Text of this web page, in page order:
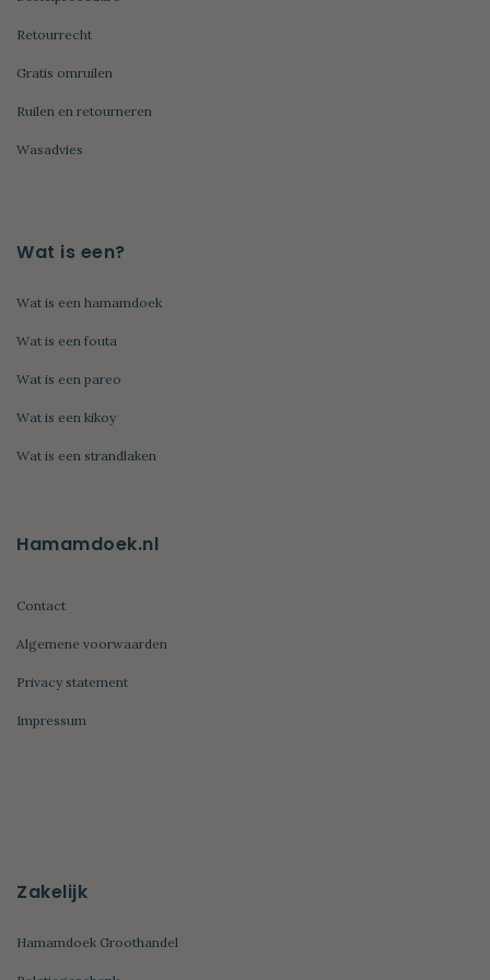
Retourrecht
Gratis omruilen
Ruilen en retourneren
Wasadvies
Wat is een?
Wat is een hamamdoek
Wat is een fouta
Wat is een pareo
Wat is een kikoy
Wat is een strandlaken
Hamamdoek.nl
Contact
Algemene voorwaarden
Privacy statement
Impressum
Zakelijk
Hamamdoek Groothandel